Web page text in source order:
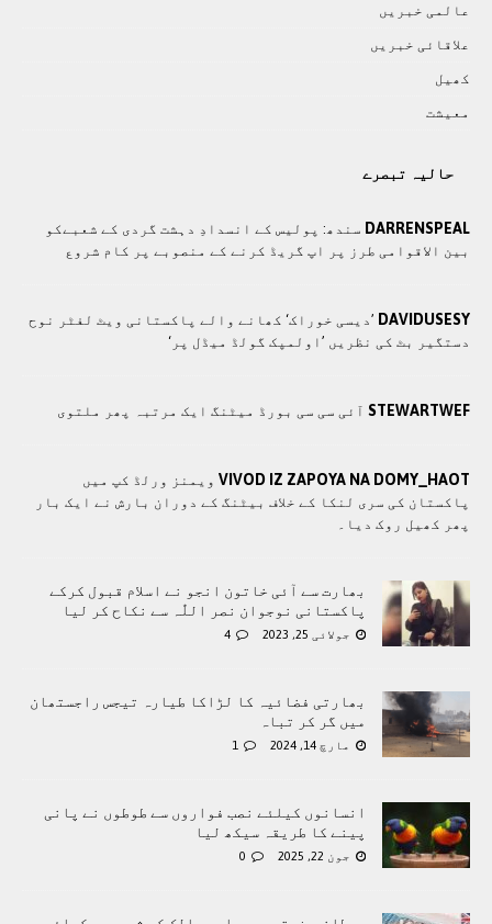
عالمی خبريں
علاقائی خبريں
کھيل
معيشت
حالیہ تبصرے
DARRENSPEAL سندھ: پوليس کے انسدادِ دہشت گردی کے شعبےکو
بین الاقوامی طرز پر اپ گریڈ کرنے کے منصوبے پر کام شروع
DAVIDUSESY ’دیسی خوراک‘ کھانے والے پاکستانی ویٹ لفٹر نوح
دستگیر بٹ کی نظریں ’اولمپک گولڈ میڈل پر‘
STEWARTWEF آئی سی سی بورڈ میٹنگ ایک مرتبہ پھر ملتوی
VIVOD IZ ZAPOYA NA DOMY_HAOT ویمنز ورلڈ کپ میں
پاکستان کی سری لنکا کے خلاف بیٹنگ کے دوران بارش نے ایک بار
پھر کھیل روک دیا۔
بھارت سے آئی خاتون انجو نے اسلام قبول کرکے
پاکستانی نوجوان نصر اللّٰہ سے نکاح کر لیا
جولائی 25, 2023 4
بھارتی فضائیہ کا لڑاکا طیارہ تیجس راجستھان
میں گر کر تباہ
مارچ 14, 2024 1
انسانوں کیلئے نصب فواروں سے طوطوں نے پانی
پینے کا طریقہ سیکھ لیا
جون 22, 2025 0